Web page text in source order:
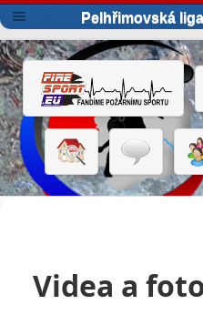
Pelhřimovská
Videa a